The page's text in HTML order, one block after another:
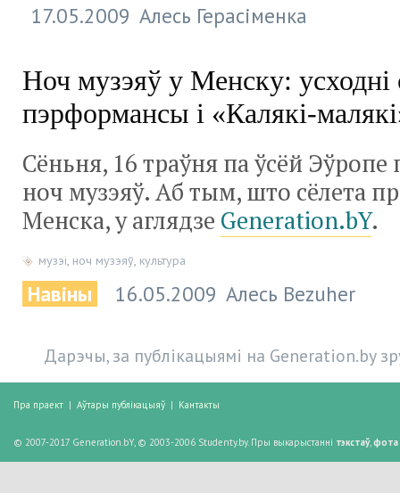
17.05.2009 Алесь Герасіменка
Ноч музэяў у Менску: усходні
пэрформансы і «Калякі-
Сёньня, 16 траўня па ўсёй
ноч музэяў. Аб тым, што сёлета
Менска, у аглядзе Generation.bY.
музэі, ноч музэяў, культура
Навіны 16.05.2009 Алесь Bezuher
Дарэчы, за публікацыямі на Generation.by
Пра праект | Аўтары публікацыяў | Кантакты
© 2007-2017 Generation.bY, © 2003-2006 Studenty.by. Пры выкарыстанні тэкстаў,фота